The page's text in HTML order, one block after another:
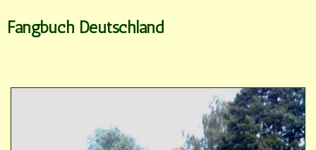
Fangbuch Deutschland